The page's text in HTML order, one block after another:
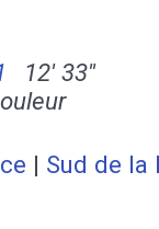
12' 33''
| Sud de la